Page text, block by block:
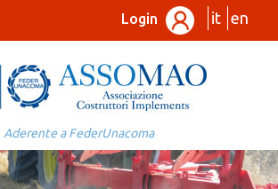
Login it en
Aderente a FederUnacoma